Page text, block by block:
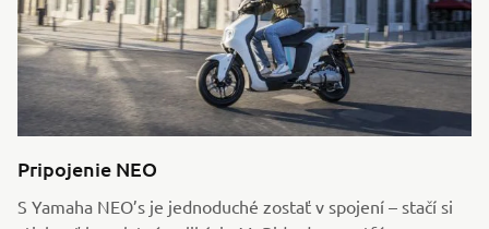
Pripojenie NEO
S Yamaha NEO’s je jednoduché zostať v spojení – stačí si